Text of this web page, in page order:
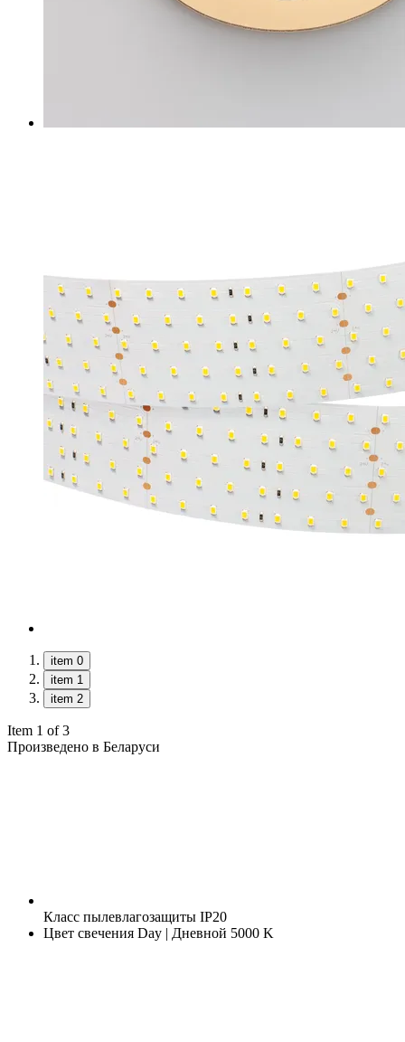
item 0
item 1
item 2
Item 1 of 3
Произведено в Беларуси
Класс пылевлагозащиты IP20
Цвет свечения Day | Дневной 5000 K